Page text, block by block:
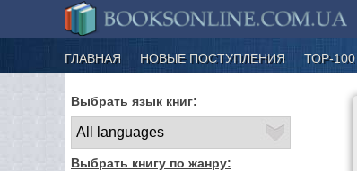
ГЛАВНАЯ НОВЫЕ ПОСТУПЛЕНИЯ ТОР-100
Выбрать язык книг:
Выбрать книгу по жанру: